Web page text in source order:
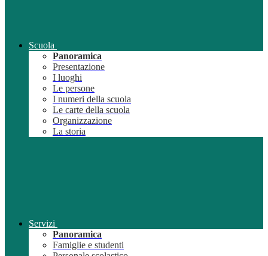
Scuola
Panoramica
Presentazione
I luoghi
Le persone
I numeri della scuola
Le carte della scuola
Organizzazione
La storia
Servizi
Panoramica
Famiglie e studenti